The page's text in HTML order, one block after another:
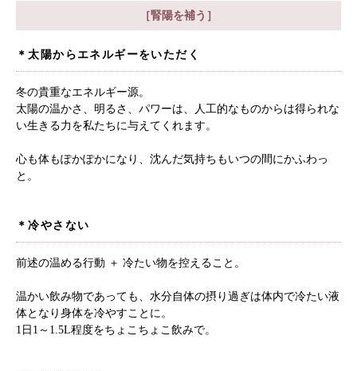
［腎陽を補う］
＊太陽からエネルギーをいただく
冬の貴重なエネルギー源。
太陽の温かさ、明るさ、パワーは、人工的なものからは得られな
い生きる力を私たちに与えてくれます。
心も体もぽかぽかになり、沈んだ気持ちもいつの間にかふわっ
と。
＊冷やさない
前述の温める行動 ＋ 冷たい物を控えること。
温かい飲み物であっても、水分自体の摂り過ぎは体内で冷たい液
体となり身体を冷やすことに。
1日1～1.5L程度をちょこちょこ飲みで。